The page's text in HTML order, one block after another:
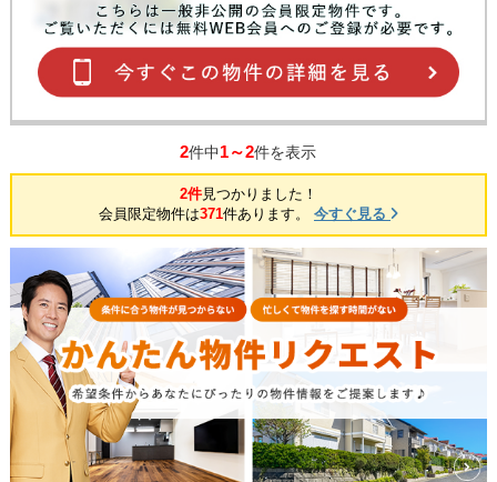
2件中1～2件を表示
2件見つかりました！
会員限定物件は371件あります。 今すぐ見る